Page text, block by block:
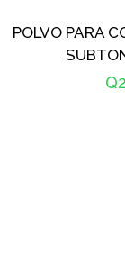
POLVO PARA